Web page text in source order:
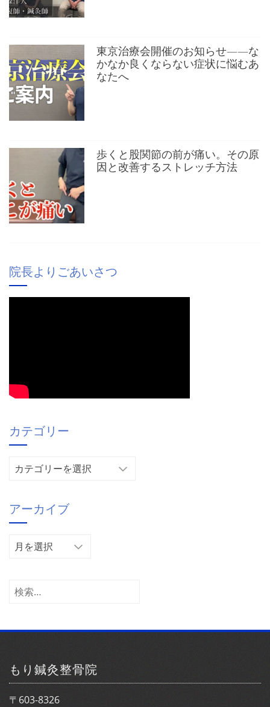
東京治療会開催のお知らせ——な
かなか良くならない症状に悩むあ
なたへ
歩くと股関節の前が痛い。その原
因と改善するストレッチ方法
院長よりごあいさつ
カテゴリー
リ
ー
アーカイブ
ア
イ
検
もり鍼灸整骨院
〒603-8326